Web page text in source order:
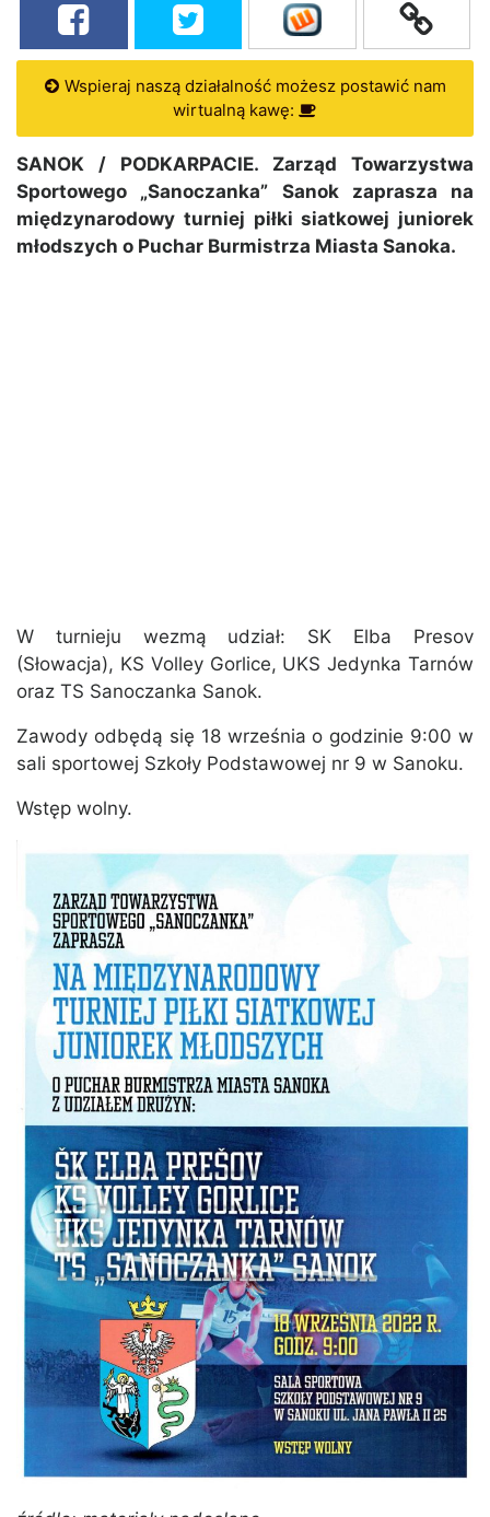
Wspieraj naszą działalność możesz postawić nam
wirtualną kawę:
SANOK / PODKARPACIE. Zarząd Towarzystwa
Sportowego „Sanoczanka” Sanok zaprasza na
międzynarodowy turniej piłki siatkowej juniorek
młodszych o Puchar Burmistrza Miasta Sanoka.
W turnieju wezmą udział: SK Elba Presov
(Słowacja), KS Volley Gorlice, UKS Jedynka Tarnów
oraz TS Sanoczanka Sanok.
Zawody odbędą się 18 września o godzinie 9:00 w
sali sportowej Szkoły Podstawowej nr 9 w Sanoku.
Wstęp wolny.